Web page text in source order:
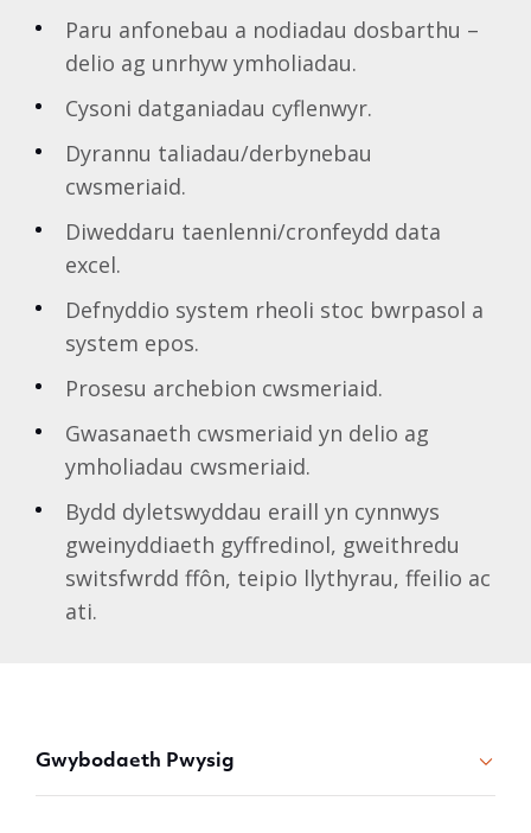
Paru anfonebau a nodiadau dosbarthu –
delio ag unrhyw ymholiadau.
Cysoni datganiadau cyflenwyr.
Dyrannu taliadau/derbynebau
cwsmeriaid.
Diweddaru taenlenni/cronfeydd data
excel.
Defnyddio system rheoli stoc bwrpasol a
system epos.
Prosesu archebion cwsmeriaid.
Gwasanaeth cwsmeriaid yn delio ag
ymholiadau cwsmeriaid.
Bydd dyletswyddau eraill yn cynnwys
gweinyddiaeth gyffredinol, gweithredu
switsfwrdd ffôn, teipio llythyrau, ffeilio ac
ati.
Gwybodaeth Pwysig